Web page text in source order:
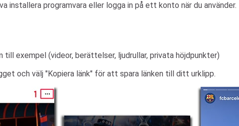
installera programvara eller logga in på ett konto när du använder.
exempel (videor, berättelser, ljudrullar, privata höjdpunkter)
och välj "Kopiera länk" för att spara länken till ditt urklipp.